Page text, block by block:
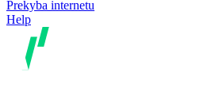
Prekyba internetu
Help